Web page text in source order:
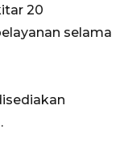
20
selama